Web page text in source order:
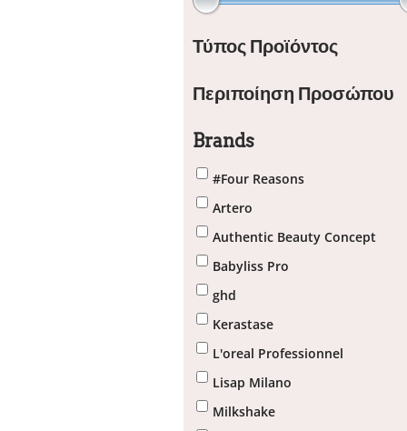
Τύπος Προϊόντος
Περιποίηση Προσώπου
Brands
#Four Reasons
Artero
Authentic Beauty Concept
Babyliss Pro
ghd
Kerastase
L'oreal Professionnel
Lisap Milano
Milkshake